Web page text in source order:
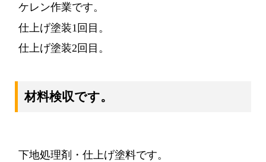
ケレン作業です。
仕上げ塗装1回目。
仕上げ塗装2回目。
材料検収です。
下地処理剤・仕上げ塗料です。